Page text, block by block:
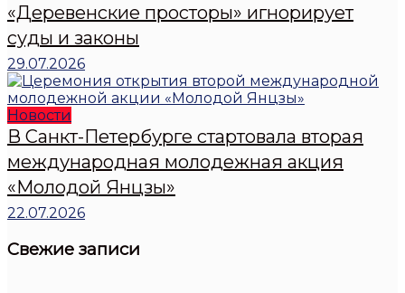
«Деревенские просторы» игнорирует
суды и законы
29.07.2026
Новости
В Санкт-Петербурге стартовала вторая
международная молодежная акция
«Молодой Янцзы»
22.07.2026
Свежие записи